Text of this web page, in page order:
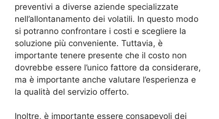
preventivi a diverse aziende specializzate
nell’allontanamento dei volatili. In questo modo
si potranno confrontare i costi e scegliere la
soluzione più conveniente. Tuttavia, è
importante tenere presente che il costo non
dovrebbe essere l’unico fattore da considerare,
ma è importante anche valutare l’esperienza e
la qualità del servizio offerto.
Inoltre, è importante essere consapevoli dei